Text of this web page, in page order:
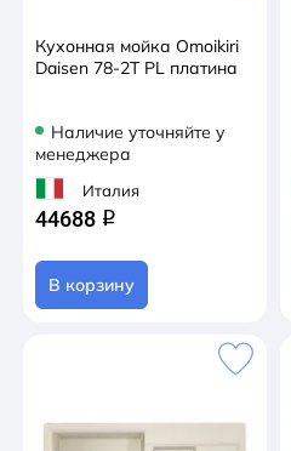
Кухонная мойка Omoikiri
Daisen 78-2T PL платина
Наличие уточняйте у
менеджера
Италия
44688 q
В корзину